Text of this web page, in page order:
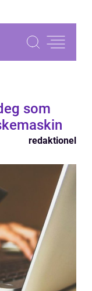
som
redaktionel